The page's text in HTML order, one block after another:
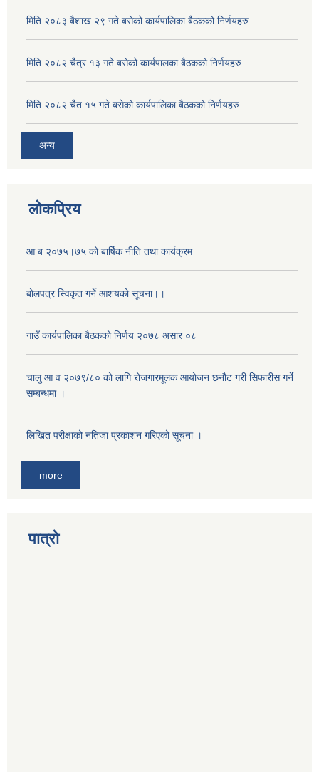
मिति २०८३ बैशाख २९ गते बसेको कार्यपालिका बैठकको निर्णयहरु
मिति २०८२ चैत्र १३ गते बसेको कार्यपालका बैठकको निर्णयहरु
मिति २०८२ चैत १५ गते बसेको कार्यपालिका बैठकको निर्णयहरु
अन्य
लोकप्रिय
आ ब २०७५।७५ को बार्षिक नीति तथा कार्यक्रम
बोलपत्र स्विकृत गर्ने आशयको सूचना।।
गाउँ कार्यपालिका बैठकको निर्णय २०७८ असार ०८
चालु आ व २०७९/८० को लागि रोजगारमूलक आयोजन छनौट गरी सिफारीस गर्ने
सम्बन्धमा ।
लिखित परीक्षाको नतिजा प्रकाशन गरिएको सूचना ।
more
पात्रो